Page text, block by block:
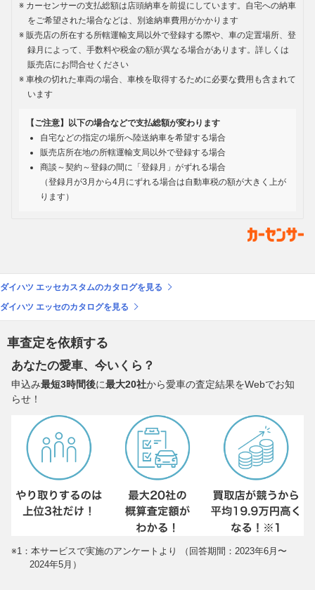
カーセンサーの支払総額は店頭納車を前提にしています。自宅への納車
をご希望された場合などは、別途納車費用がかかります
販売店の所在する所轄運輸支局以外で登録する際や、車の定置場所、登
録月によって、手数料や税金の額が異なる場合があります。詳しくは
販売店にお問合せください
車検の切れた車両の場合、車検を取得するために必要な費用も含まれて
います
【ご注意】以下の場合などで支払総額が変わります
自宅などの指定の場所へ陸送納車を希望する場合
販売店所在地の所轄運輸支局以外で登録する場合
商談～契約～登録の間に「登録月」がずれる場合
（登録月が3月から4月にずれる場合は自動車税の額が大きく上が
ります）
ダイハツ エッセカスタムのカタログを見る
ダイハツ エッセのカタログを見る
車査定を依頼する
あなたの愛車、今いくら？
申込み最短3時間後に最大20社から愛車の査定結果をWebでお知
らせ！
※1：本サービスで実施のアンケートより （回答期間：2023年6月〜
2024年5月）